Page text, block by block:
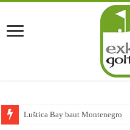
Luštica Bay baut Montenegros e